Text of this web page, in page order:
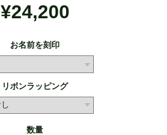
¥24,200
お名前を刻印
リボンラッピング
数量